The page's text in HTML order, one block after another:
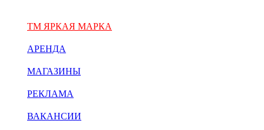
ТМ ЯРКАЯ МАРКА
АРЕНДА
МАГАЗИНЫ
РЕКЛАМА
ВАКАНСИИ